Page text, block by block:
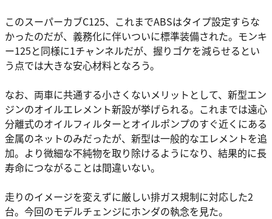
このスーパーカブC125、これまでABSはタイプ設定すらな
かったのだが、義務化に伴いついに標準装備された。モンキ
ー125と同様に1チャンネルだが、握りゴケを減らせるとい
う点では大きな安心材料となろう。
なお、両車に共通する小さくないメリットとして、新型エン
ジンのオイルエレメント新設が挙げられる。これまでは遠心
分離式のオイルフィルターとオイルポンプのすぐ近くにある
金属のネットのみだったが、新型は一般的なエレメントを追
加。より微細な不純物を取り除けるようになり、結果的に長
寿命につながることは間違いない。
走りのイメージを変えずに厳しい排ガス規制に対応した2
台。今回のモデルチェンジにホンダの執念を見た。